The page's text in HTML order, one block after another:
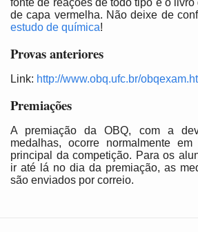
de capa vermelha. Não deixe de
estudo de química!
Provas anteriores
Link: http://www.obq.ufc.br/
Premiações
A premiação da OBQ, com a
medalhas, ocorre normalmente
principal da competição. Para os
ir até lá no dia da premiação, as
são enviados por correio.